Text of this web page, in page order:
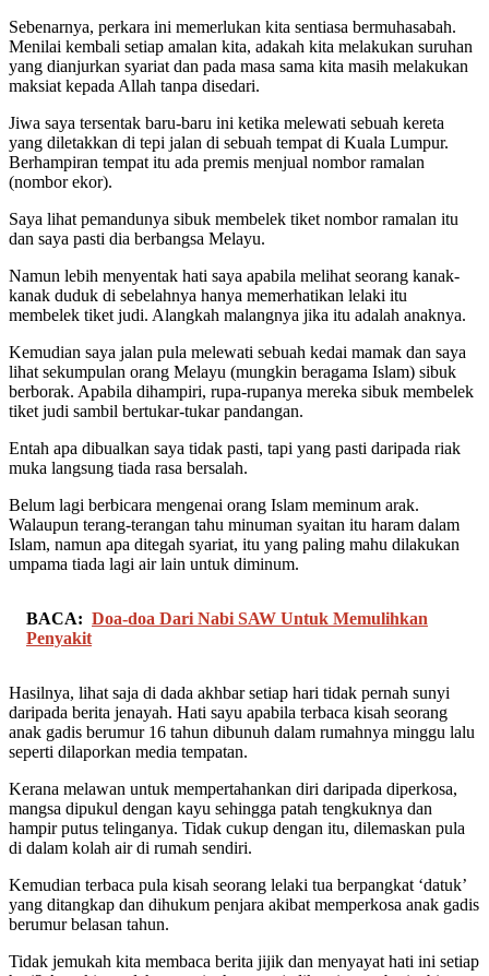
Sebenarnya, perkara ini memerlukan kita sentiasa bermuhasabah.
Menilai kembali setiap amalan kita, adakah kita melakukan suruhan
yang dianjurkan syariat dan pada masa sama kita masih melakukan
maksiat kepada Allah tanpa disedari.
Jiwa saya tersentak baru-baru ini ketika melewati sebuah kereta
yang diletakkan di tepi jalan di sebuah tempat di Kuala Lumpur.
Berhampiran tempat itu ada premis menjual nombor ramalan
(nombor ekor).
Saya lihat pemandunya sibuk membelek tiket nombor ramalan itu
dan saya pasti dia berbangsa Melayu.
Namun lebih menyentak hati saya apabila melihat seorang kanak-
kanak duduk di sebelahnya hanya memerhatikan lelaki itu
membelek tiket judi. Alangkah malangnya jika itu adalah anaknya.
Kemudian saya jalan pula melewati sebuah kedai mamak dan saya
lihat sekumpulan orang Melayu (mungkin beragama Islam) sibuk
berborak. Apabila dihampiri, rupa-rupanya mereka sibuk membelek
tiket judi sambil bertukar-tukar pandangan.
Entah apa dibualkan saya tidak pasti, tapi yang pasti daripada riak
muka langsung tiada rasa bersalah.
Belum lagi berbicara mengenai orang Islam meminum arak.
Walaupun terang-terangan tahu minuman syaitan itu haram dalam
Islam, namun apa ditegah syariat, itu yang paling mahu dilakukan
umpama tiada lagi air lain untuk diminum.
BACA: Doa-doa Dari Nabi SAW Untuk Memulihkan
Penyakit
Hasilnya, lihat saja di dada akhbar setiap hari tidak pernah sunyi
daripada berita jenayah. Hati sayu apabila terbaca kisah seorang
anak gadis berumur 16 tahun dibunuh dalam rumahnya minggu lalu
seperti dilaporkan media tempatan.
Kerana melawan untuk mempertahankan diri daripada diperkosa,
mangsa dipukul dengan kayu sehingga patah tengkuknya dan
hampir putus telinganya. Tidak cukup dengan itu, dilemaskan pula
di dalam kolah air di rumah sendiri.
Kemudian terbaca pula kisah seorang lelaki tua berpangkat ‘datuk’
yang ditangkap dan dihukum penjara akibat memperkosa anak gadis
berumur belasan tahun.
Tidak jemukah kita membaca berita jijik dan menyayat hati ini setiap